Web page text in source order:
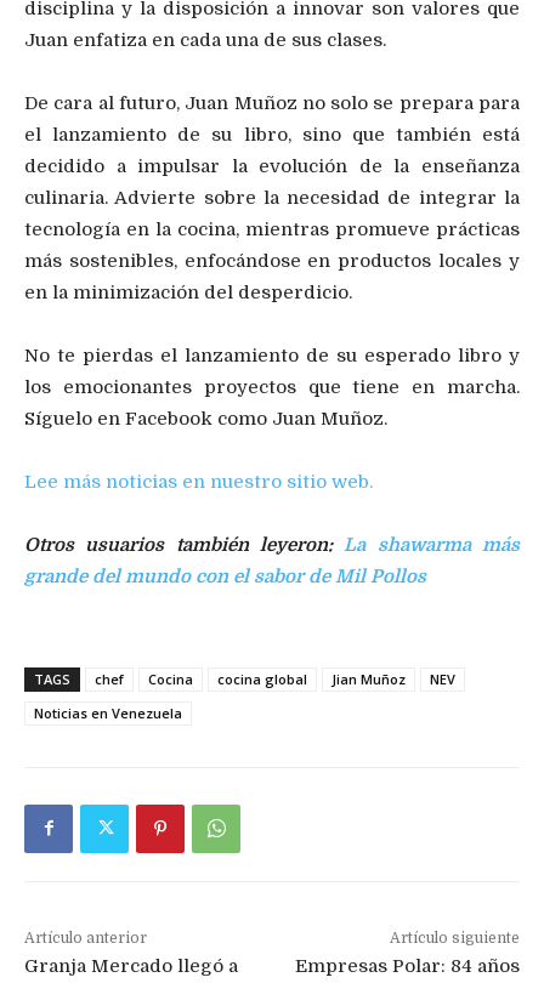
disciplina y la disposición a innovar son valores que
Juan enfatiza en cada una de sus clases.
De cara al futuro, Juan Muñoz no solo se prepara para
el lanzamiento de su libro, sino que también está
decidido a impulsar la evolución de la enseñanza
culinaria. Advierte sobre la necesidad de integrar la
tecnología en la cocina, mientras promueve prácticas
más sostenibles, enfocándose en productos locales y
en la minimización del desperdicio.
No te pierdas el lanzamiento de su esperado libro y
los emocionantes proyectos que tiene en marcha.
Síguelo en Facebook como Juan Muñoz.
Lee más noticias en nuestro sitio web.
Otros usuarios también leyeron:La shawarma más
grande del mundo con el sabor de Mil Pollos
TAGS chef Cocina cocina global Jian Muñoz
NEV
Noticias en Venezuela
Artículo anterior
Granja Mercado llegó a
Artículo siguiente
Empresas Polar: 84 años